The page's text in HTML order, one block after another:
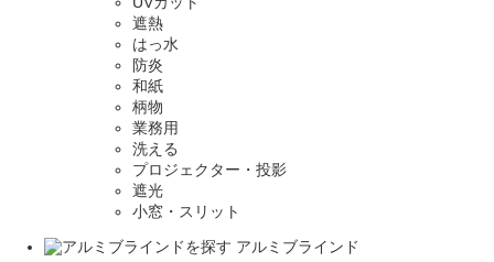
遮熱
はっ水
防炎
和紙
柄物
業務用
洗える
プロジェクター・投影
遮光
小窓・スリット
アルミブラインド